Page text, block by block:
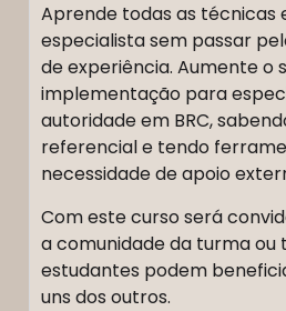
Aprende todas as
especialista sem passar
de experiência. Aumente o
implementação para
autoridade em BRC,
referencial e tendo
necessidade de apoio
Com este curso será
a comunidade da turma ou
estudantes podem
uns dos outros.